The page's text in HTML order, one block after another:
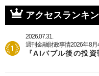
アクセスランキ
2026.07.31.
週刊金融財政事情2026年8月
『AIバブル後の投